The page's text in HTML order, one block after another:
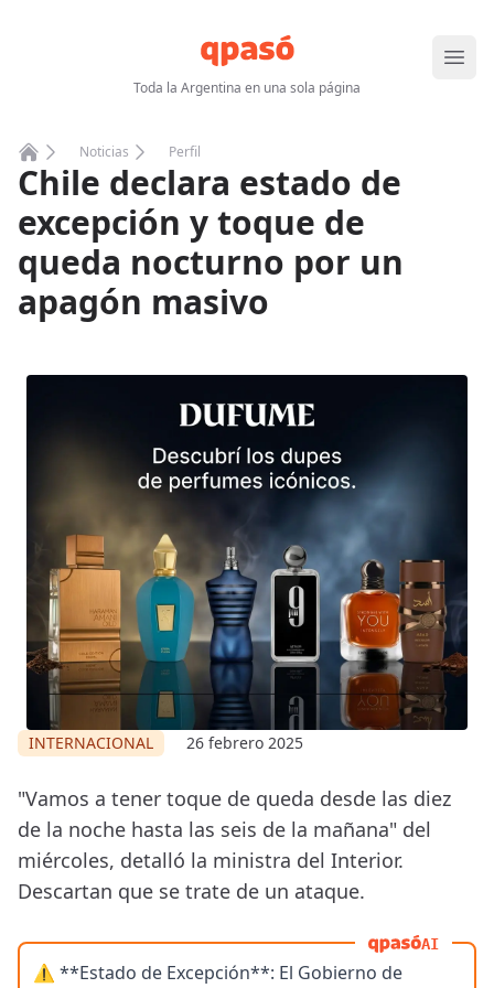
Toda la Argentina en una sola página
Abrir
Home
Noticias Perfil
Chile declara estado de
excepción y toque de
queda nocturno por un
apagón masivo
INTERNACIONAL 26 febrero 2025
"Vamos a tener toque de queda desde las diez
de la noche hasta las seis de la mañana" del
miércoles, detalló la ministra del Interior.
Descartan que se trate de un ataque.
AI
⚠️ **Estado de Excepción**: El Gobierno de